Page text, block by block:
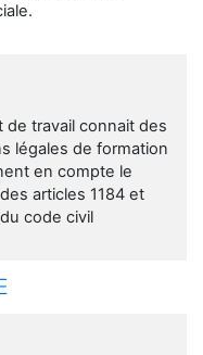
de travail connait des
légales de formation
en compte le
articles 1184 et
code civil